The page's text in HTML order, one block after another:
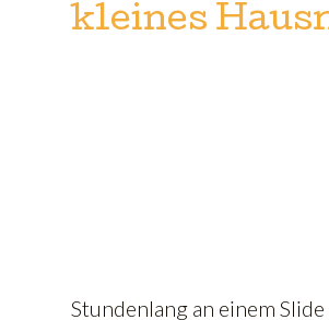
kleines
Stundenlang an einem